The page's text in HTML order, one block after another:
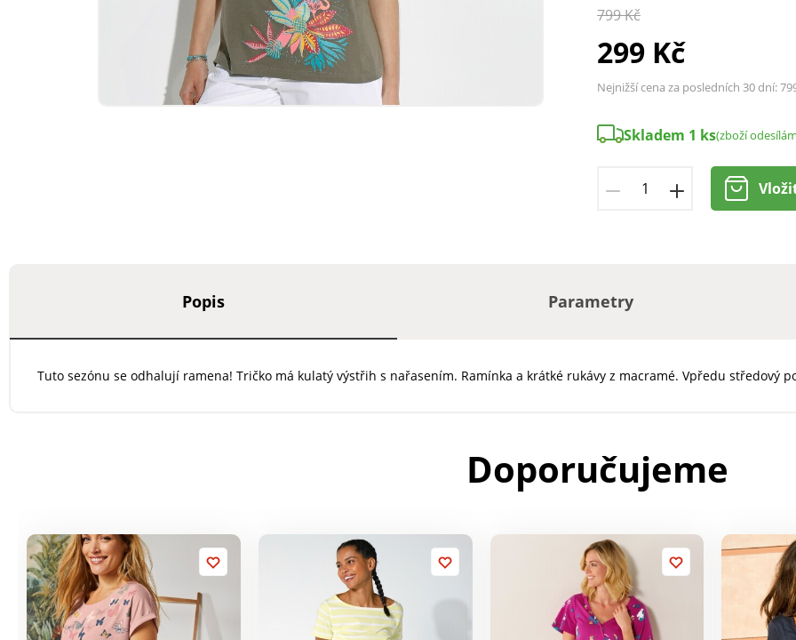
799 Kč
299 Kč
Nejnižší cena za posledních 30 dní:
Skladem 1 ks(zboží
Popis Parametry
Tuto sezónu se odhalují ramena! Tričko má kulatý výstřih s nařasením. Ramínka a krátké rukávy z macramé. Vpředu středový
Doporučujeme